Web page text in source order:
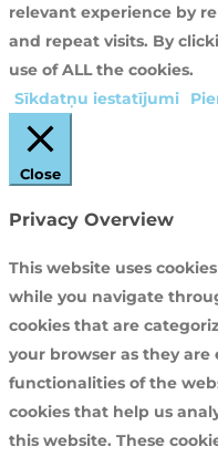
relevant experience by
and repeat visits. By
use of ALL the cookies.
Sīkdatņu iestatījumi
Close
Privacy Overview
This website uses
while you navigate
cookies that are
your browser as they
functionalities of the
cookies that help us
this website. These